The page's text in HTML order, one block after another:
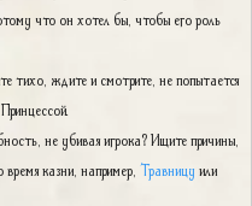
что он хотел бы, чтобы его роль
тихо, ждите и смотрите, не попытается
не убивая игрока? Ищите причины,
казни, например, Травницу или